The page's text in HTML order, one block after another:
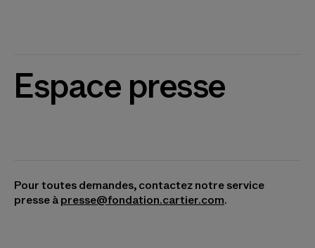
Espace presse
Pour toutes demandes, contactez notre service
presse à presse@fondation.cartier.com.